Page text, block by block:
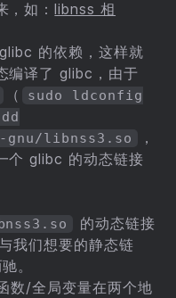
如：
libnss 相
的依赖，这样就
编译了 glibc，由于
（
sudo ldconfig
libnss3.so
，
个 glibc 的动态链接
的动态链接
我们想要的静态链
。
数/全局变量在两个地